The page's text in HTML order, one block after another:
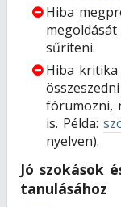
Hiba
sűríteni.
Hiba
fórumozni,
is. Példa:
nyelven).
Jó szokások
tanulásához